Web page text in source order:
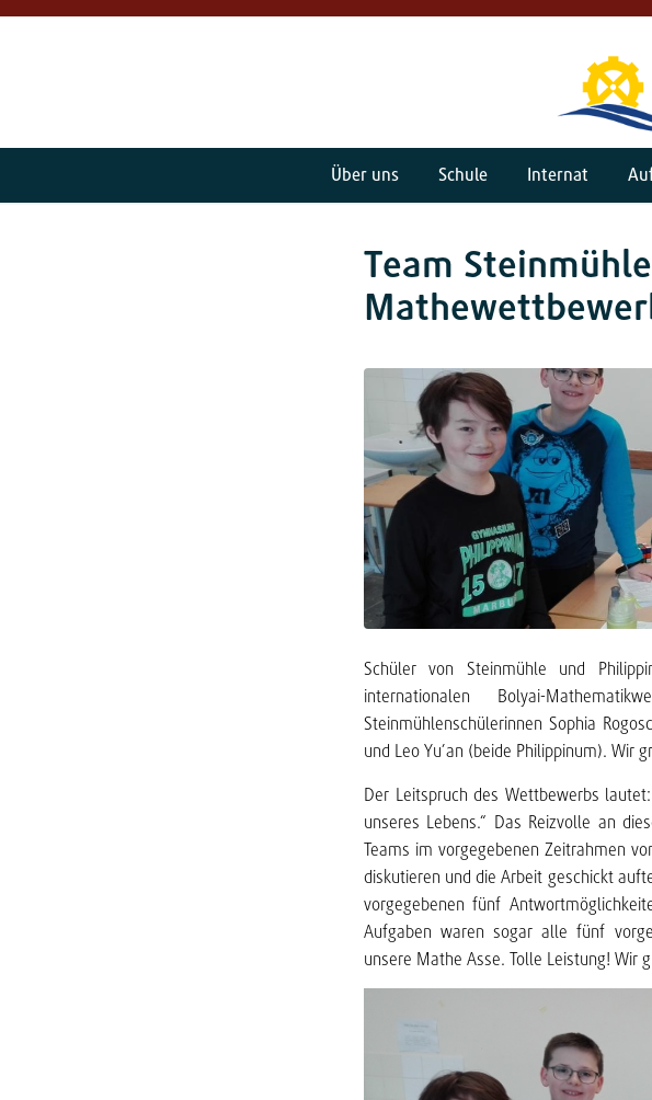
Über uns Schule Internat
Team
Schüler von Steinmühle und
internationalen Bolyai-
Steinmühlenschülerinnen Sophia
und Leo Yu’an (beide Philippinum). Wir
Der Leitspruch des Wettbewerbs
unseres Lebens.“ Das Reizvolle an
Teams im vorgegebenen Zeitrahmen
diskutieren und die Arbeit geschickt
vorgegebenen fünf
Aufgaben waren sogar alle fünf
unsere Mathe Asse. Tolle Leistung! Wir